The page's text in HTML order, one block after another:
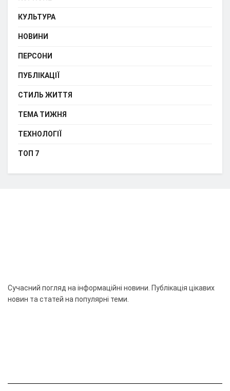
КУЛЬТУРА
НОВИНИ
ПЕРСОНИ
ПУБЛІКАЦІЇ
СТИЛЬ ЖИТТЯ
ТЕМА ТИЖНЯ
ТЕХНОЛОГІЇ
ТОП 7
Сучасний погляд на інформаційні новини. Публікація цікавих
новин та статей на популярні теми.